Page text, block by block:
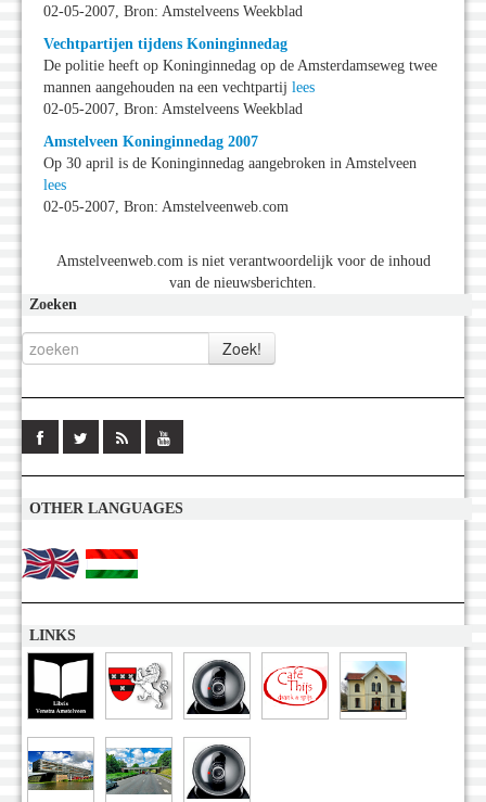
02-05-2007, Bron: Amstelveens Weekblad
Vechtpartijen tijdens Koninginnedag
De politie heeft op Koninginnedag op de Amsterdamseweg twee
mannen aangehouden na een vechtpartij lees
02-05-2007, Bron: Amstelveens Weekblad
Amstelveen Koninginnedag 2007
Op 30 april is de Koninginnedag aangebroken in Amstelveen
lees
02-05-2007, Bron: Amstelveenweb.com
Amstelveenweb.com is niet verantwoordelijk voor de inhoud
van de nieuwsberichten.
Zoeken
OTHER LANGUAGES
LINKS